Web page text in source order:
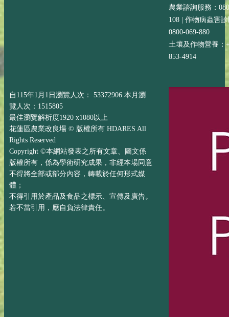
農業諮詢服務：
108 | 作物病蟲害
0800-069-880
土壤及作物營養：
853-4914
自115年1月1日瀏覽人次： 53372906 本月瀏
覽人次：1515805
最佳瀏覽解析度1920 x1080以上
花蓮區農業改良場 © 版權所有 HDARES All
Rights Reserved
Copyright ©本網站發表之所有文章、圖文係
版權所有，係為學術研究成果，非經本場同意
不得將全部或部分內容，轉載於任何形式媒
體；
不得引用於產品及食品之標示、宣傳及廣告。
若不當引用，應自負法律責任。